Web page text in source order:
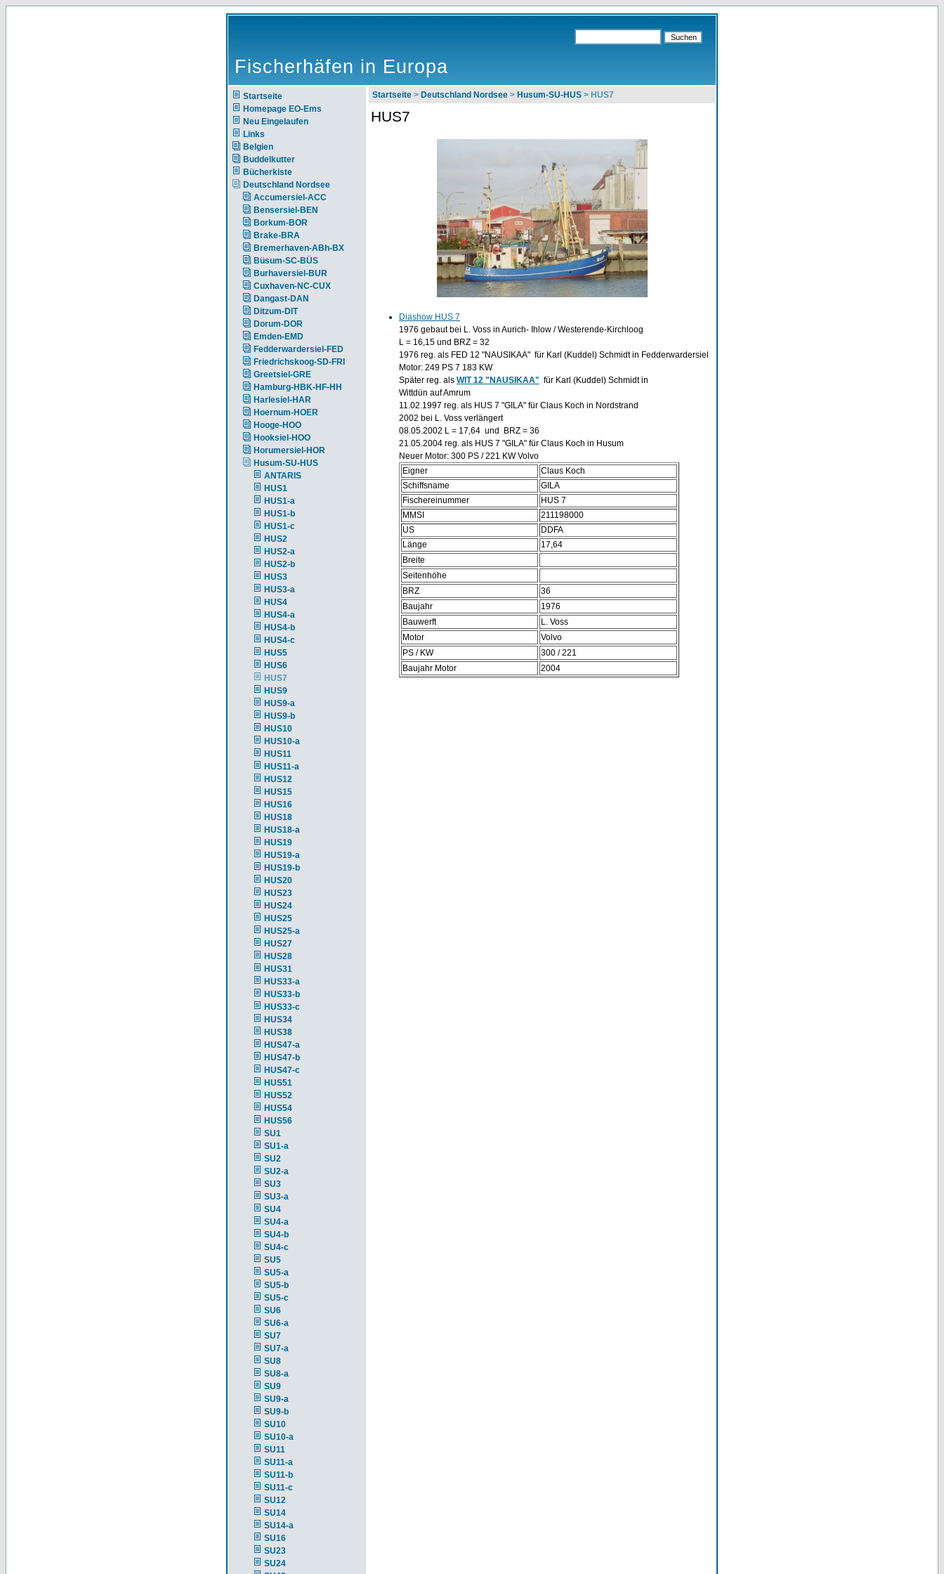
Fischerhäfen in Europa
Startseite
Homepage EO-Ems
Neu Eingelaufen
Links
Belgien
Buddelkutter
Bücherkiste
Deutschland Nordsee
Accumersiel-ACC
Bensersiel-BEN
Borkum-BOR
Brake-BRA
Bremerhaven-ABh-BX
Büsum-SC-BÜS
Burhaversiel-BUR
Cuxhaven-NC-CUX
Dangast-DAN
Ditzum-DIT
Dorum-DOR
Emden-EMD
Fedderwardersiel-FED
Friedrichskoog-SD-FRI
Greetsiel-GRE
Hamburg-HBK-HF-HH
Harlesiel-HAR
Hoernum-HOER
Hooge-HOO
Hooksiel-HOO
Horumersiel-HOR
Husum-SU-HUS
ANTARIS
HUS1
HUS1-a
HUS1-b
HUS1-c
HUS2
HUS2-a
HUS2-b
HUS3
HUS3-a
HUS4
HUS4-a
HUS4-b
HUS4-c
HUS5
HUS6
HUS7
HUS9
HUS9-a
HUS9-b
HUS10
HUS10-a
HUS11
HUS11-a
HUS12
HUS15
HUS16
HUS18
HUS18-a
HUS19
HUS19-a
HUS19-b
HUS20
HUS23
HUS24
HUS25
HUS25-a
HUS27
HUS28
HUS31
HUS33-a
HUS33-b
HUS33-c
HUS34
HUS38
HUS47-a
HUS47-b
HUS47-c
HUS51
HUS52
HUS54
HUS56
SU1
SU1-a
SU2
SU2-a
SU3
SU3-a
SU4
SU4-a
SU4-b
SU4-c
SU5
SU5-a
SU5-b
SU5-c
SU6
SU6-a
SU7
SU7-a
SU8
SU8-a
SU9
SU9-a
SU9-b
SU10
SU10-a
SU11
SU11-a
SU11-b
SU11-c
SU12
SU14
SU14-a
SU16
SU23
SU24
Startseite > Deutschland Nordsee > Husum-SU-HUS > HUS7
HUS7
Diashow HUS 7
1976 gebaut bei L. Voss in Aurich- Ihlow / Westerende-Kirchloog
L = 16,15 und BRZ = 32
1976 reg. als FED 12 "NAUSIKAA" für Karl (Kuddel) Schmidt in Fedderwardersiel
Motor: 249 PS 7 183 KW
Später reg. als WIT 12 "NAUSIKAA" für Karl (Kuddel) Schmidt in
Wittdün auf Amrum
11.02.1997 reg. als HUS 7 "GILA" für Claus Koch in Nordstrand
2002 bei L. Voss verlängert
08.05.2002 L = 17,64 und BRZ = 36
21.05.2004 reg. als HUS 7 "GILA" für Claus Koch in Husum
Neuer Motor: 300 PS / 221 KW Volvo
Eigner
Claus Koch
Schiffsname
GILA
Fischereinummer
HUS 7
MMSI
211198000
US
DDFA
Länge
17,64
Breite
Seitenhöhe
BRZ
36
Baujahr
1976
Bauwerft
L. Voss
Motor
Volvo
PS / KW
300 / 221
Baujahr Motor
2004